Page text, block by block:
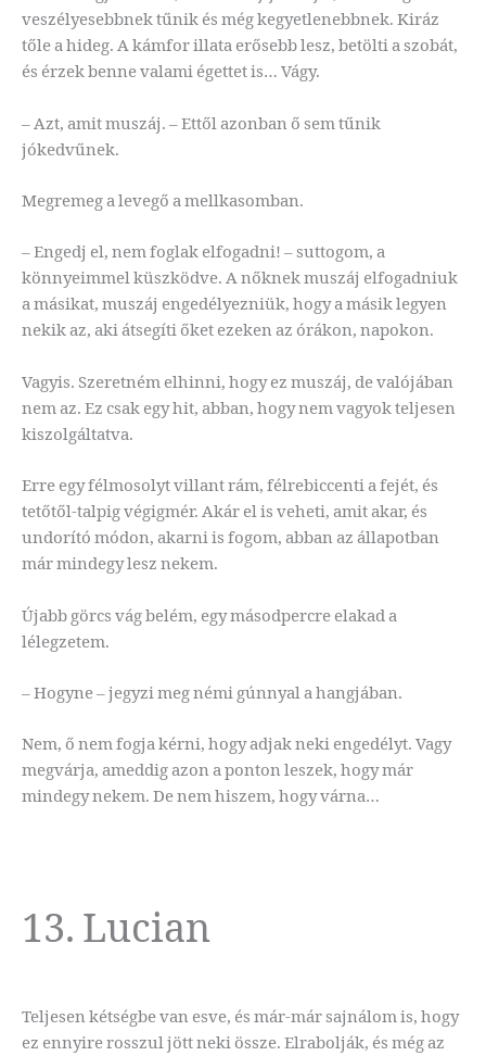
veszélyesebbnek tűnik és még kegyetlenebbnek. Kiráz
tőle a hideg. A kámfor illata erősebb lesz, betölti a szobát,
és érzek benne valami égettet is… Vágy.
– Azt, amit muszáj. – Ettől azonban ő sem tűnik
jókedvűnek.
Megremeg a levegő a mellkasomban.
– Engedj el, nem foglak elfogadni! – suttogom, a
könnyeimmel küszködve. A nőknek muszáj elfogadniuk
a másikat, muszáj engedélyezniük, hogy a másik legyen
nekik az, aki átsegíti őket ezeken az órákon, napokon.
Vagyis. Szeretném elhinni, hogy ez muszáj, de valójában
nem az. Ez csak egy hit, abban, hogy nem vagyok teljesen
kiszolgáltatva.
Erre egy félmosolyt villant rám, félrebiccenti a fejét, és
tetőtől-talpig végigmér. Akár el is veheti, amit akar, és
undorító módon, akarni is fogom, abban az állapotban
már mindegy lesz nekem.
Újabb görcs vág belém, egy másodpercre elakad a
lélegzetem.
– Hogyne – jegyzi meg némi gúnnyal a hangjában.
Nem, ő nem fogja kérni, hogy adjak neki engedélyt. Vagy
megvárja, ameddig azon a ponton leszek, hogy már
mindegy nekem. De nem hiszem, hogy várna…
13. Lucian
Teljesen kétségbe van esve, és már-már sajnálom is, hogy
ez ennyire rosszul jött neki össze. Elrabolják, és még az